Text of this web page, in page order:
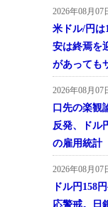
2026年08月07
米ドル/円は
安は終焉を
があっても
2026年08月07
口先の楽観
反発、ドル
の雇用統計
2026年08月07
ドル円158
応警戒。日